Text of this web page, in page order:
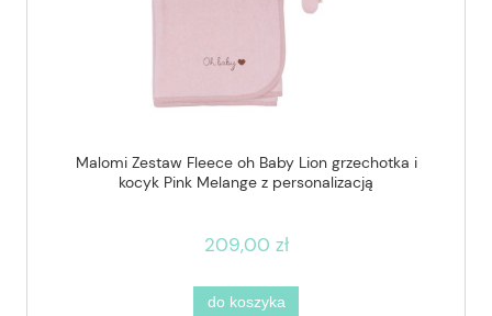
Malomi Zestaw Fleece oh Baby Lion grzechotka i
kocyk Pink Melange z personalizacją
209,00 zł
do koszyka